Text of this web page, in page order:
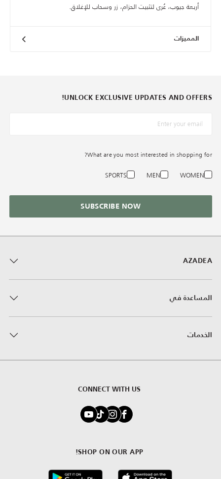
أربعة جيوب، عُرى لتثبيت الحزام، زر وسحاب للإغلاق.
المميزات
AZADEA
المساعدة في
الخدمات
CONNECT WITH US
SHOP ON OUR APP!
UNLOCK EXCLUSIVE UPDATES AND OFFERS!
*البريد الإلكترونيّ
What are you most interested in shopping for?
WOMEN
MEN
SPORTS
SUBSCRIBE NOW